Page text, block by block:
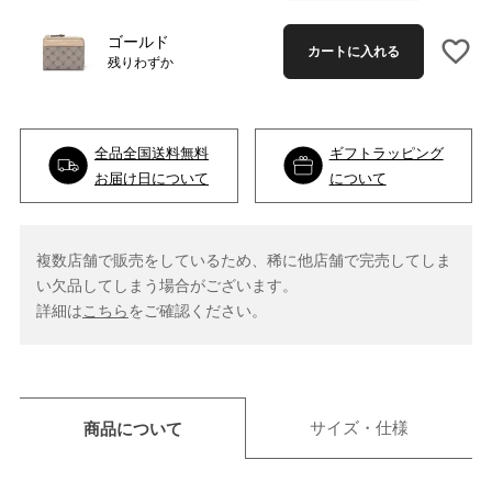
商品について サイズ・仕様
ゴールド
残りわずか
カートに入れる
全品全国送料無料
お届け日について
ギフトラッピング
について
複数店舗で販売をしているため、稀に他店舗で完売してしま
い欠品してしまう場合がございます。
詳細はこちらをご確認ください。